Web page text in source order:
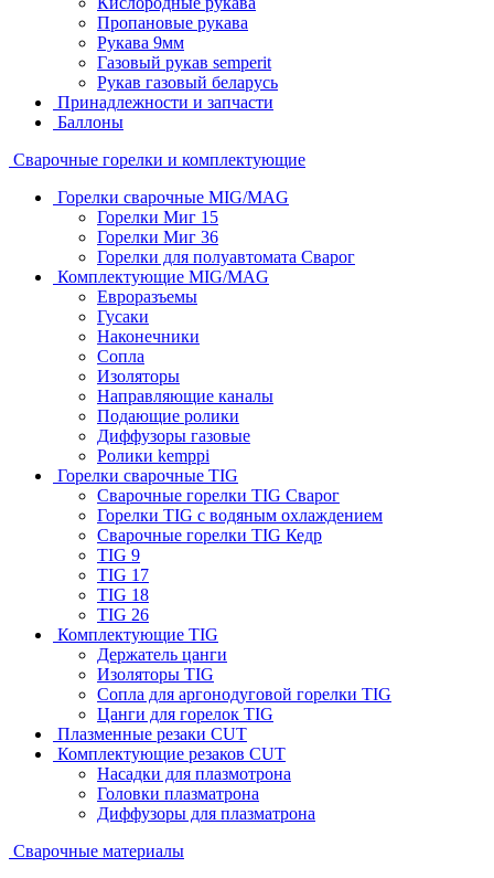
Пропановые рукава
Рукава 9мм
Газовый рукав semperit
Рукав газовый беларусь
Принадлежности и запчасти
Баллоны
Сварочные горелки и комплектующие
Горелки сварочные MIG/MAG
Горелки Миг 15
Горелки Миг 36
Горелки для полуавтомата Сварог
Комплектующие MIG/MAG
Евроразъемы
Гусаки
Наконечники
Сопла
Изоляторы
Направляющие каналы
Подающие ролики
Диффузоры газовые
Ролики kemppi
Горелки сварочные TIG
Сварочные горелки TIG Сварог
Горелки TIG с водяным охлаждением
Сварочные горелки TIG Кедр
TIG 9
TIG 17
TIG 18
TIG 26
Комплектующие TIG
Держатель цанги
Изоляторы TIG
Сопла для аргонодуговой горелки TIG
Цанги для горелок TIG
Плазменные резаки CUT
Комплектующие резаков CUT
Насадки для плазмотрона
Головки плазматрона
Диффузоры для плазматрона
Сварочные материалы